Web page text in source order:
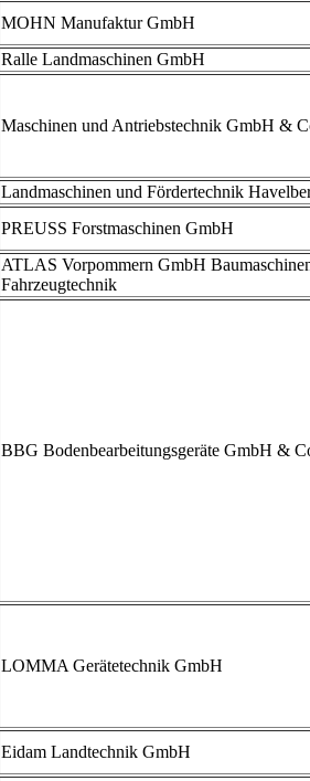
MOHN Manufaktur GmbH
Ralle Landmaschinen GmbH
Maschinen und Antriebstechnik GmbH &
Landmaschinen und Fördertechnik
PREUSS Forstmaschinen GmbH
ATLAS Vorpommern GmbH
Fahrzeugtechnik
BBG Bodenbearbeitungsgeräte GmbH &
LOMMA Gerätetechnik GmbH
Eidam Landtechnik GmbH